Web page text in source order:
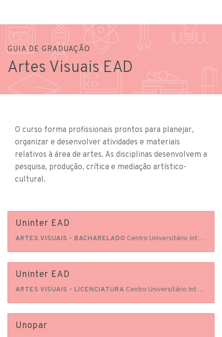
GUIA DE GRADUAÇÃO
Artes Visuais EAD
O curso forma profissionais prontos para planejar,
organizar e desenvolver atividades e materiais
relativos à área de artes. As disciplinas desenvolvem a
pesquisa, produção, crítica e mediação artístico-
cultural.
Uninter EAD
ARTES VISUAIS - BACHARELADO Centro Universitário Internacional Uninter
Uninter EAD
ARTES VISUAIS - LICENCIATURA Centro Universitário Internacional Uninter
Unopar